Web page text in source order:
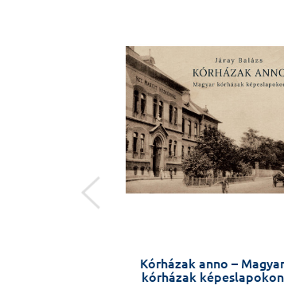
Kórházak anno – Magyar
kórházak képeslapokon